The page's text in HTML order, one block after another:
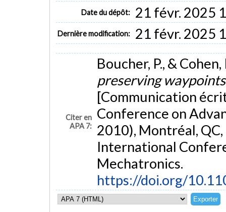
Date du dépôt: 21 févr. 2025
Dernière modification: 21 févr. 2025
Citer en
APA 7:
Boucher, P., &
preserving
[Communication
Conference on
2010), Montréal, QC,
International
Mechatronics.
https://doi.org/